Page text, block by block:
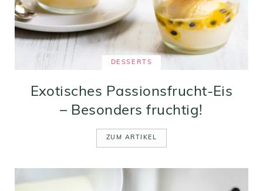
DESSERTS
Exotisches Passionsfrucht-Eis
– Besonders fruchtig!
ZUM ARTIKEL